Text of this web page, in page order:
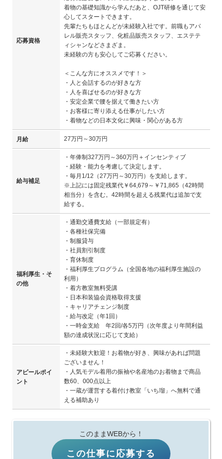
応募資格
着物の基礎知識から学んだあと、OJT研修を通じて安
心してスタートできます。
先輩たちもほとんどが未経験入社です。前職もアパ
レル販売スタッフ、化粧品販売スタッフ、エステテ
ィシャンなどさまざま。
未経験の方も安心してご応募ください。
＜こんな方にオススメです！＞
・人と会話するのが好きな方
・人を喜ばせるのが好きな方
・安定企業で腰を据えて働きたい方
・お客様に寄り添える仕事がしたい方
・着物などの日本文化に興味・関心がある方
月給 27万円～30万円
給与補足
・年俸制327万円～360万円＋インセンティブ
・経験・能力を考慮して決定します。
・毎月1/12（27万円～30万円）を支給します。
※上記には固定残業代￥64,679～￥71,865（42時間
相当分）を含む。42時間を超える残業代は追加で支
給する。
福利厚生・そ
の他
・通勤交通費支給（一部規定有）
・各種社保完備
・制服貸与
・社員割引制度
・育休制度
・福利厚生プログラム（全国各地の福利厚生施設の
利用）
・着方教室無料受講
・日本和装協会資格取得支援
・キャリアチェンジ制度
・給与改定（年1回）
・一時金支給 年2回/各5万円（次年度より年間利益
額の達成状況に応じて支給）
アピールポイ
ント
・未経験大歓迎！お着物が好き、興味があれば問題
ございません！
・人気モデル着用の振袖や名産地のお着物まで商品
数60、000点以上
・一蔵が運営する着付け教室「いち瑠」へ無料で通
える補助あり
このままWEBから！
この仕事に応募する